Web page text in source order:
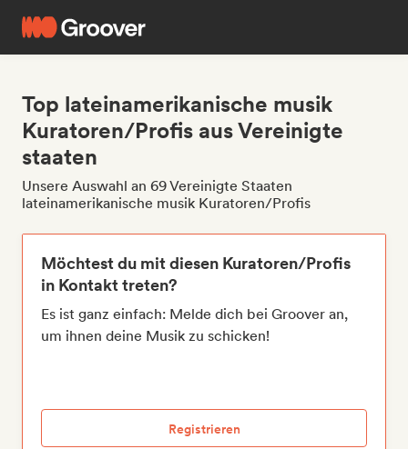
Top lateinamerikanische musik
Kuratoren/Profis aus Vereinigte
staaten
Unsere Auswahl an 69 Vereinigte Staaten
lateinamerikanische musik Kuratoren/Profis
Möchtest du mit diesen Kuratoren/Profis
in Kontakt treten?
Es ist ganz einfach: Melde dich bei Groover an,
um ihnen deine Musik zu schicken!
Registrieren